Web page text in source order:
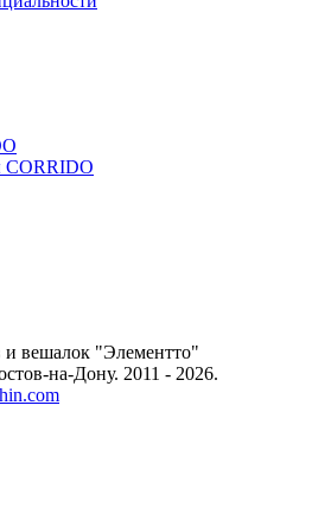
CORRIDO
и вешалок "Элементто"
на-Дону. 2011 - 2026.